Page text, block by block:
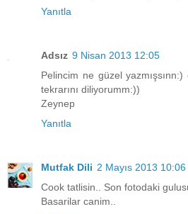
Yanıtla
Adsız 9 Nisan 2013 12:05
Pelincim ne güzel
tekrarını diliyorumm:))
Zeynep
Yanıtla
Mutfak Dili 2 Mayıs 2013 10:06
Cook tatlisin.. Son fotodaki
Basarilar canim..